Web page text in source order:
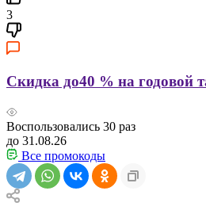
3
Скидка до40 % на годовой
Воспользовались 30 раз
до 31.08.26
Все промокоды